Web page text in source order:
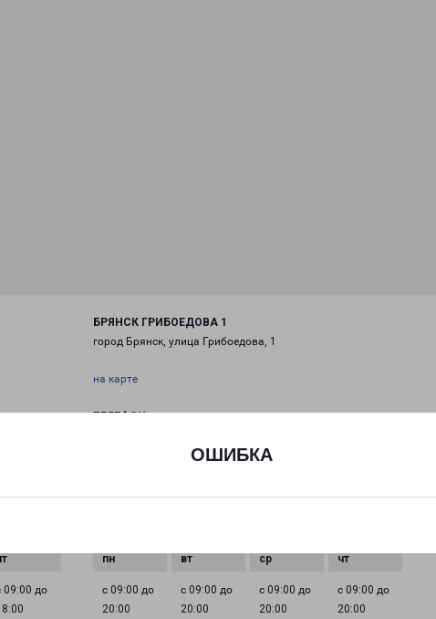
ОШИБКА
09:00 до
БРЯНСК ГРИБОЕДОВА 1
город Брянск, улица Грибоедова, 1
на карте
ТЕЛЕФОН
с 09:00 до
20:00
с 09:00 до
20:00
с 09:00 до
20:00
с 09:00 до
20:00